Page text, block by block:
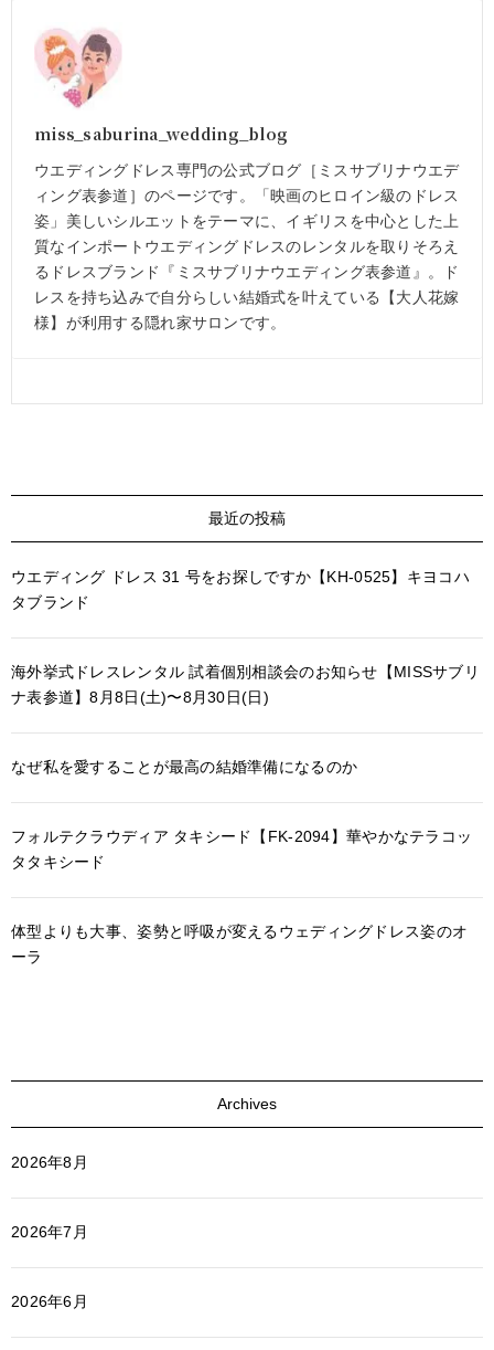
miss_saburina_wedding_blog
ウエディングドレス専門の公式ブログ［ミスサブリナウエデ
ィング表参道］のページです。「映画のヒロイン級のドレス
姿」美しいシルエットをテーマに、イギリスを中心とした上
質なインポートウエディングドレスのレンタルを取りそろえ
るドレスブランド『ミスサブリナウエディング表参道』。ド
レスを持ち込みで自分らしい結婚式を叶えている【大人花嫁
様】が利用する隠れ家サロンです。
最近の投稿
ウエディング ドレス 31 号をお探しですか【KH-0525】キヨコハ
タブランド
海外挙式ドレスレンタル 試着個別相談会のお知らせ【MISSサブリ
ナ表参道】8月8日(土)〜8月30日(日)
なぜ私を愛することが最高の結婚準備になるのか
フォルテクラウディア タキシード【FK-2094】華やかなテラコッ
タタキシード
体型よりも大事、姿勢と呼吸が変えるウェディングドレス姿のオ
ーラ
Archives
2026年8月
2026年7月
2026年6月